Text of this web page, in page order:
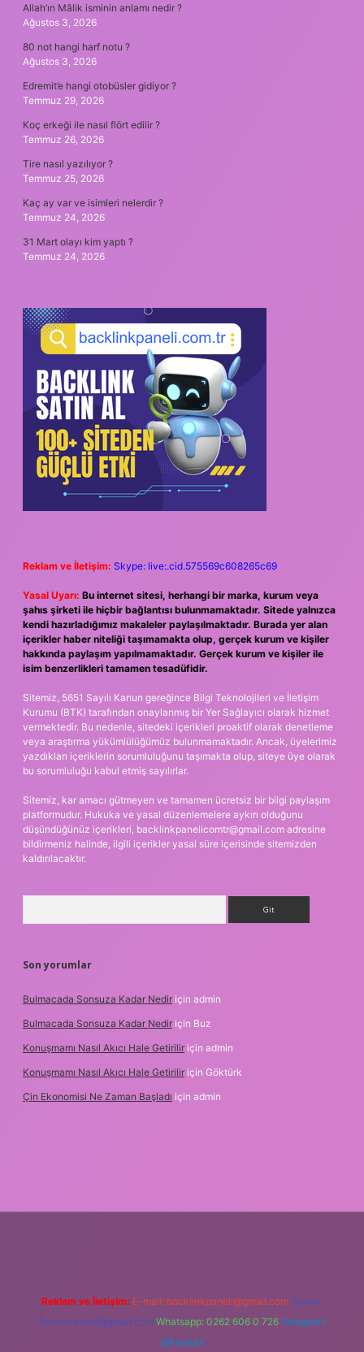
Allah’ın Mâlik isminin anlamı nedir ?
Ağustos 3, 2026
80 not hangi harf notu ?
Ağustos 3, 2026
Edremit’e hangi otobüsler gidiyor ?
Temmuz 29, 2026
Koç erkeği ile nasıl flört edilir ?
Temmuz 26, 2026
Tire nasıl yazılıyor ?
Temmuz 25, 2026
Kaç ay var ve isimleri nelerdir ?
Temmuz 24, 2026
31 Mart olayı kim yaptı ?
Temmuz 24, 2026
Reklam ve İletişim: Skype: live:.cid.575569c608265c69
Yasal Uyarı: Bu internet sitesi, herhangi bir marka, kurum veya
şahıs şirketi ile hiçbir bağlantısı bulunmamaktadır. Sitede yalnızca
kendi hazırladığımız makaleler paylaşılmaktadır. Burada yer alan
içerikler haber niteliği taşımamakta olup, gerçek kurum ve kişiler
hakkında paylaşım yapılmamaktadır. Gerçek kurum ve kişiler ile
isim benzerlikleri tamamen tesadüfidir.
Sitemiz, 5651 Sayılı Kanun gereğince Bilgi Teknolojileri ve İletişim
Kurumu (BTK) tarafından onaylanmış bir Yer Sağlayıcı olarak hizmet
vermektedir. Bu nedenle, sitedeki içerikleri proaktif olarak denetleme
veya araştırma yükümlülüğümüz bulunmamaktadır. Ancak, üyelerimiz
yazdıkları içeriklerin sorumluluğunu taşımakta olup, siteye üye olarak
bu sorumluluğu kabul etmiş sayılırlar.
Sitemiz, kar amacı gütmeyen ve tamamen ücretsiz bir bilgi paylaşım
platformudur. Hukuka ve yasal düzenlemelere aykırı olduğunu
düşündüğünüz içerikleri, backlinkpanelicomtr@gmail.com adresine
bildirmeniz halinde, ilgili içerikler yasal süre içerisinde sitemizden
kaldırılacaktır.
Son yorumlar
Bulmacada Sonsuza Kadar Nedir için admin
Bulmacada Sonsuza Kadar Nedir için Buz
Konuşmamı Nasıl Akıcı Hale Getirilir için admin
Konuşmamı Nasıl Akıcı Hale Getirilir için Göktürk
Çin Ekonomisi Ne Zaman Başladı için admin
Reklam ve İletişim: E-mail: backlinkpaneli@gmail.com Teams:
forumhizmeti@gmail.com Whatsapp: 0262 606 0 726 Telegram:
@karabul